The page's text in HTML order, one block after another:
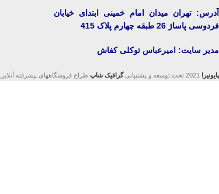
آدرس: تهران میدان امام خمینی ابتدای خیابان
فردوسی پاساژ 26 طبقه چهارم پلاک 415
مدیر سایت: امیرعباس توکلی کفاش
پایونیرا 2021 تحت توسعه و پشتیبانی گرافیک شاپ .طراح فروشگاههای پیشرفته آنلاین.